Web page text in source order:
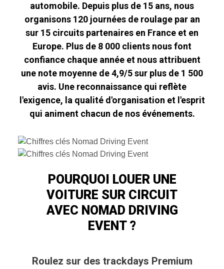
automobile. Depuis plus de 15 ans, nous
organisons 120 journées de roulage par an
sur 15 circuits partenaires en France et en
Europe. Plus de 8 000 clients nous font
confiance chaque année et nous attribuent
une note moyenne de 4,9/5 sur plus de 1 500
avis. Une reconnaissance qui reflète
l'exigence, la qualité d'organisation et l'esprit
qui animent chacun de nos événements.
POURQUOI LOUER UNE
VOITURE SUR CIRCUIT
AVEC NOMAD DRIVING
EVENT ?
Roulez sur des trackdays Premium